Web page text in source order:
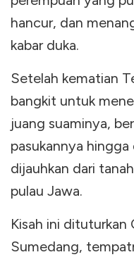
hancur, dan
kabar duka.
Setelah kematian
bangkit untuk
juang suaminya,
pasukannya
dijauhkan dari
pulau Jawa.
Kisah ini dituturkan
Sumedang,